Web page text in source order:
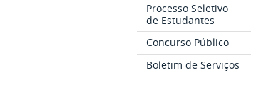
Processo Seletivo
de Estudantes
Concurso Público
Boletim de Serviços